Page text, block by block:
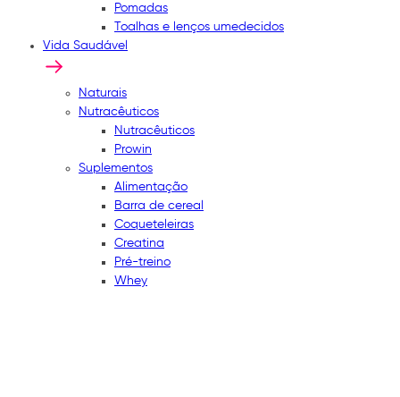
Pomadas
Toalhas e lenços umedecidos
Vida Saudável
Naturais
Nutracêuticos
Nutracêuticos
Prowin
Suplementos
Alimentação
Barra de cereal
Coqueteleiras
Creatina
Pré-treino
Whey